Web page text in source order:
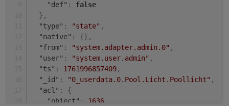
"def" :
false
} ,
"type" : "state" ,
"native" : {} ,
"from" : "system.adapter.admin.0" ,
"user" : "system.user.admin" ,
"ts" : 1761996857409,
"_id" : "0_userdata.0.Pool.Licht.Poollicht" ,
"acl" :
{
"object" : 1636